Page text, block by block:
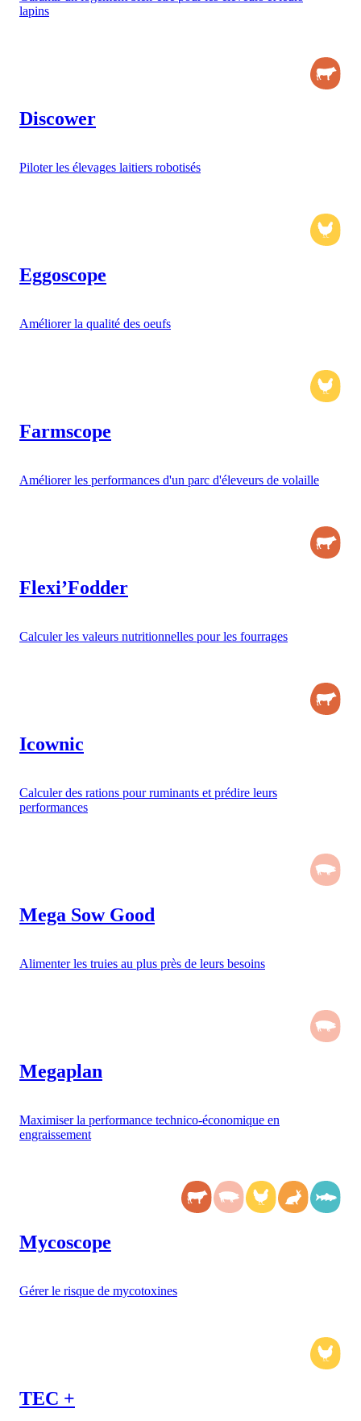
lapins
Discower
Piloter les élevages laitiers robotisés
Eggoscope
Améliorer la qualité des oeufs
Farmscope
Améliorer les performances d'un parc d'éleveurs de volaille
Flexi’Fodder
Calculer les valeurs nutritionnelles pour les fourrages
Icownic
Calculer des rations pour ruminants et prédire leurs
performances
Mega Sow Good
Alimenter les truies au plus près de leurs besoins
Megaplan
Maximiser la performance technico-économique en
engraissement
Mycoscope
Gérer le risque de mycotoxines
TEC +